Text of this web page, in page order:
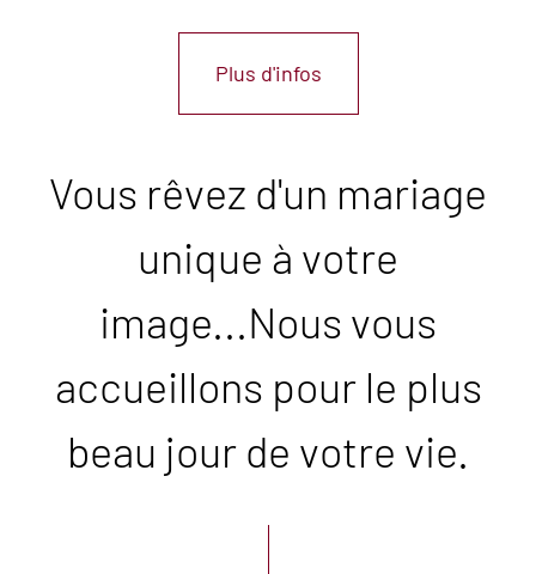
Plus d'infos
Vous rêvez d'un mariage
unique à votre
image...Nous vous
accueillons pour le plus
beau jour de votre vie.